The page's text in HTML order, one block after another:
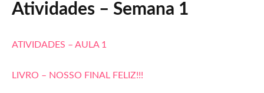
Atividades – Semana 1
ATIVIDADES – AULA 1
LIVRO – NOSSO FINAL FELIZ!!!